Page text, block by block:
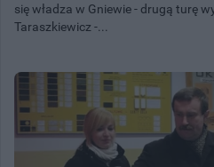
się władza w Gniewie - drugą turę
Taraszkiewicz -...